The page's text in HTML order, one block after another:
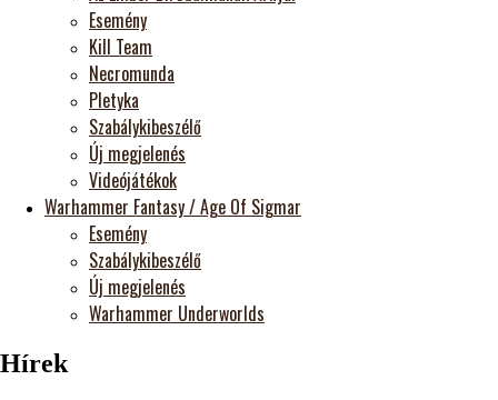
Esemény
Kill Team
Necromunda
Pletyka
Szabálykibeszélő
Új megjelenés
Videójátékok
Warhammer Fantasy / Age Of Sigmar
Esemény
Szabálykibeszélő
Új megjelenés
Warhammer Underworlds
Hírek